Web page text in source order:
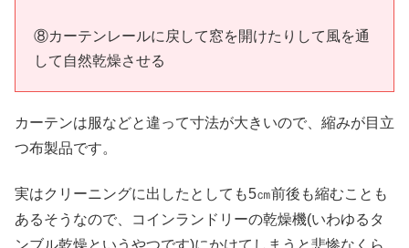
⑧カーテンレールに戻して窓を開けたりして風を通
して自然乾燥させる
カーテンは服などと違って寸法が大きいので、縮みが目立
つ布製品です。
実はクリーニングに出したとしても5㎝前後も縮むことも
あるそうなので、コインランドリーの乾燥機(いわゆるタ
ンブル乾燥というやつです)にかけてしまうと悲惨なくら